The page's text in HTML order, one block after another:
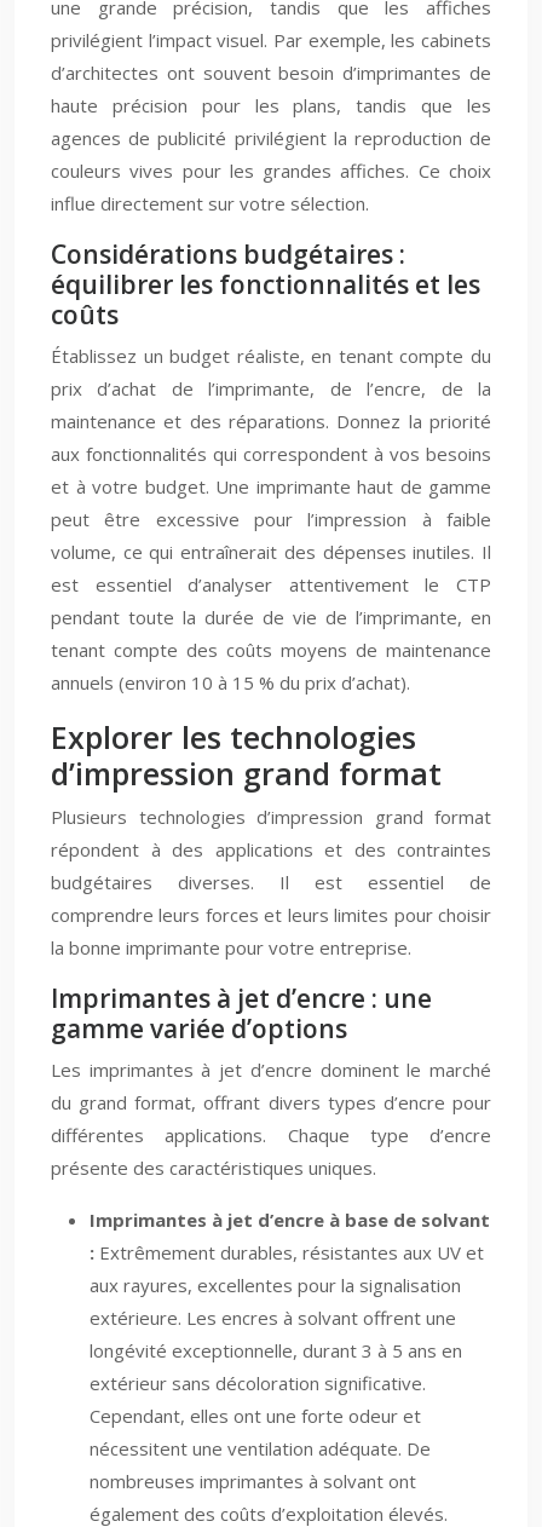
une grande précision, tandis que les affiches
privilégient l’impact visuel. Par exemple, les cabinets
d’architectes ont souvent besoin d’imprimantes de
haute précision pour les plans, tandis que les
agences de publicité privilégient la reproduction de
couleurs vives pour les grandes affiches. Ce choix
influe directement sur votre sélection.
Considérations budgétaires :
équilibrer les fonctionnalités et les
coûts
Établissez un budget réaliste, en tenant compte du
prix d’achat de l’imprimante, de l’encre, de la
maintenance et des réparations. Donnez la priorité
aux fonctionnalités qui correspondent à vos besoins
et à votre budget. Une imprimante haut de gamme
peut être excessive pour l’impression à faible
volume, ce qui entraînerait des dépenses inutiles. Il
est essentiel d’analyser attentivement le CTP
pendant toute la durée de vie de l’imprimante, en
tenant compte des coûts moyens de maintenance
annuels (environ 10 à 15 % du prix d’achat).
Explorer les technologies
d’impression grand format
Plusieurs technologies d’impression grand format
répondent à des applications et des contraintes
budgétaires diverses. Il est essentiel de
comprendre leurs forces et leurs limites pour choisir
la bonne imprimante pour votre entreprise.
Imprimantes à jet d’encre : une
gamme variée d’options
Les imprimantes à jet d’encre dominent le marché
du grand format, offrant divers types d’encre pour
différentes applications. Chaque type d’encre
présente des caractéristiques uniques.
Imprimantes à jet d’encre à base de solvant
: Extrêmement durables, résistantes aux UV et
aux rayures, excellentes pour la signalisation
extérieure. Les encres à solvant offrent une
longévité exceptionnelle, durant 3 à 5 ans en
extérieur sans décoloration significative.
Cependant, elles ont une forte odeur et
nécessitent une ventilation adéquate. De
nombreuses imprimantes à solvant ont
également des coûts d’exploitation élevés.